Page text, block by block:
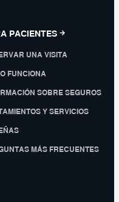
PACIENTES
UNA VISITA
FUNCIONA
SOBRE SEGUROS
Y SERVICIOS
MÁS FRECUENTES